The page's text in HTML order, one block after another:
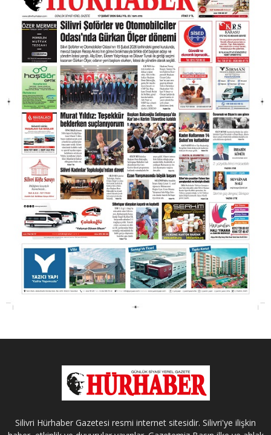
Silivri Hürhaber Gazetesi resmi internet sitesidir. Silivri'ye ilişkin